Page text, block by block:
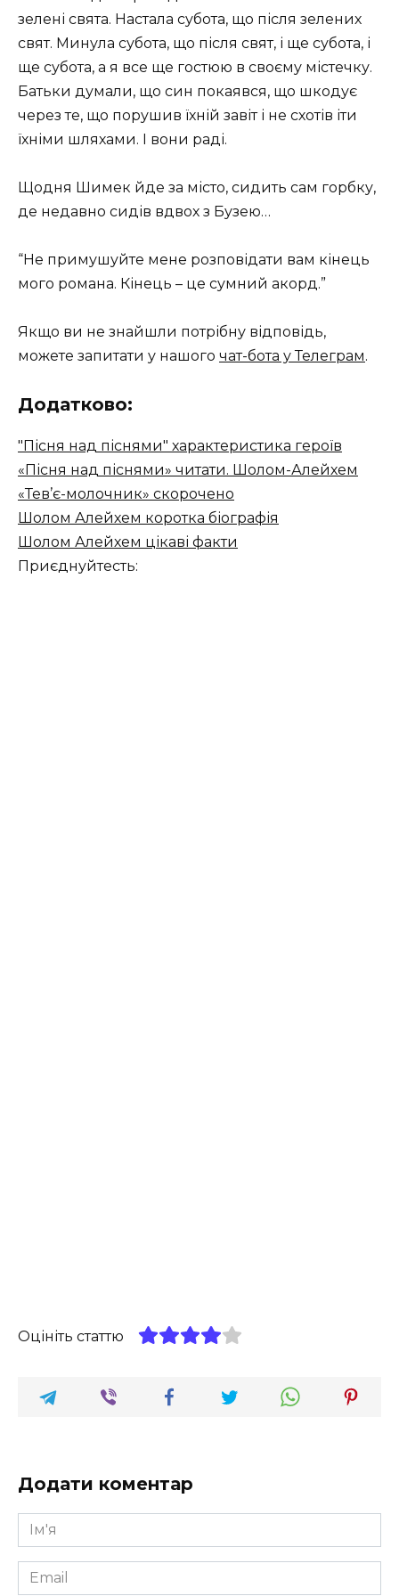
зелені свята. Настала субота, що після зелених
свят. Минула субота, що після свят, і ще субота, і
ще субота, а я все ще гостюю в своєму містечку.
Батьки думали, що син покаявся, що шкодує
через те, що порушив їхній завіт і не схотів іти
їхніми шляхами. І вони раді.
Щодня Шимек йде за місто, сидить сам горбку,
де недавно сидів вдвох з Бузею…
“Не примушуйте мене розповідати вам кінець
мого романа. Кінець – це сумний акорд.”
Якщо ви не знайшли потрібну відповідь,
можете запитати у нашого чат-бота у Телеграм.
Додатково:
"Пісня над піснями" характеристика героїв
«Пісня над піснями» читати. Шолом-Алейхем
«Тев’є-молочник» скорочено
Шолом Алейхем коротка біографія
Шолом Алейхем цікаві факти
Приєднуйтесть:
Оцініть статтю
Додати коментар
Ім'я
*
Email
*